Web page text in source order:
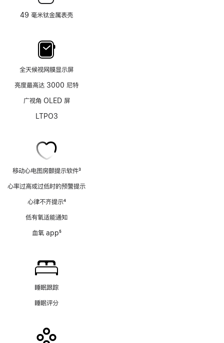
49 毫米钛金属表壳
全天候视网膜显示屏
亮度最高达 3000 尼特
广视角 OLED 屏
LTPO3
移动心电图房颤提示软件3
心率过高或过低时的预警提示
心律不齐提示4
低有氧适能通知
血氧 app5
睡眠跟踪
睡眠评分